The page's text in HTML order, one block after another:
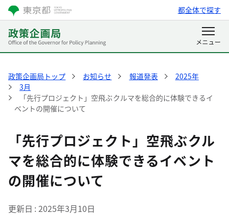
都全体で探す
政策企画局トップ お知らせ 報道発表
2025年
3月
「先行プロジェクト」空飛ぶクルマを総合的に体験できるイ
ベントの開催について
「先行プロジェクト」空飛ぶクル
マを総合的に体験できるイベント
の開催について
更新日 2025年3月10日